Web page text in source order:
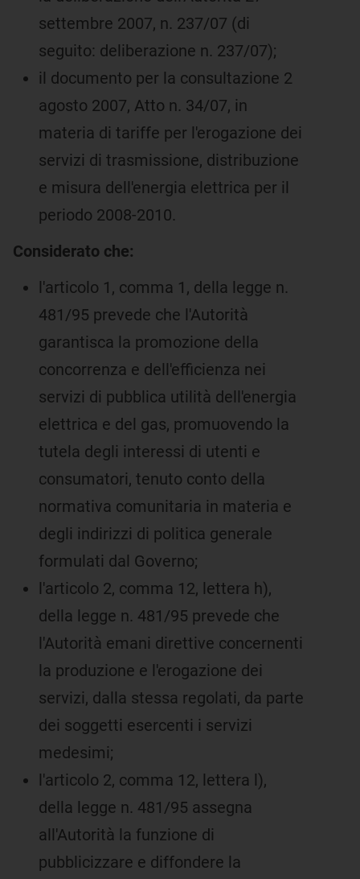
settembre 2007, n. 237/07 (di
seguito: deliberazione n. 237/07);
il documento per la consultazione 2
agosto 2007, Atto n. 34/07, in
materia di tariffe per l'erogazione dei
servizi di trasmissione, distribuzione
e misura dell'energia elettrica per il
periodo 2008-2010.
Considerato che:
l'articolo 1, comma 1, della legge n.
481/95 prevede che l'Autorità
garantisca la promozione della
concorrenza e dell'efficienza nei
servizi di pubblica utilità dell'energia
elettrica e del gas, promuovendo la
tutela degli interessi di utenti e
consumatori, tenuto conto della
normativa comunitaria in materia e
degli indirizzi di politica generale
formulati dal Governo;
l'articolo 2, comma 12, lettera h),
della legge n. 481/95 prevede che
l'Autorità emani direttive concernenti
la produzione e l'erogazione dei
servizi, dalla stessa regolati, da parte
dei soggetti esercenti i servizi
medesimi;
l'articolo 2, comma 12, lettera l),
della legge n. 481/95 assegna
all'Autorità la funzione di
pubblicizzare e diffondere la